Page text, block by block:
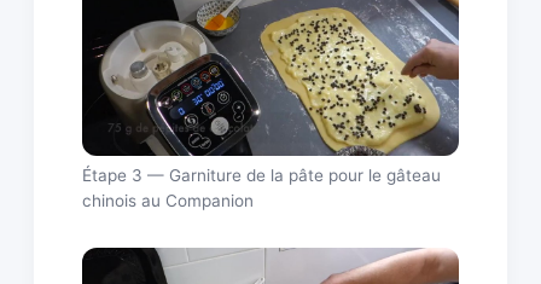
Étape 3 — Garniture de la pâte pour le gâteau
chinois au Companion